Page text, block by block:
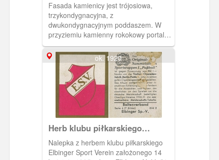
Fasada kamienicy jest trójosiowa,
trzykondygnacyjna, z
dwukondygnacyjnym poddaszem. W
przyziemiu kamienny rokokowy portal z
herbem rodziny Uphagenów. Rokokowe
drzwi są rekonstruowane, a nadświetle
z monogramem Johanna i Abigail
Uphagenów oryginalne.
ok. 1920
Herb klubu piłkarskiego
Elbinger Sport-Verein
Nalepka z herbem klubu piłkarskiego
Elbinger Sport Verein założonego 14